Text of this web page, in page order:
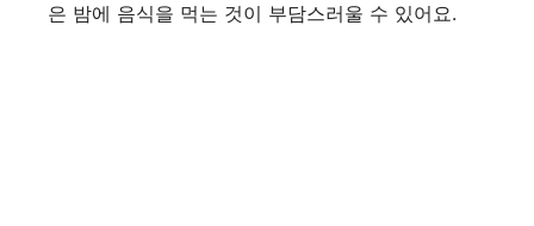
은 밤에 음식을 먹는 것이 부담스러울 수 있어요.